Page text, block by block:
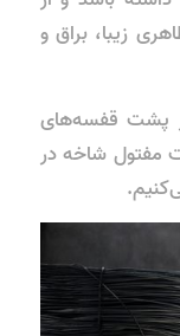
زیبا، براق و
پشت قفسه‌های
مفتول شاخه در